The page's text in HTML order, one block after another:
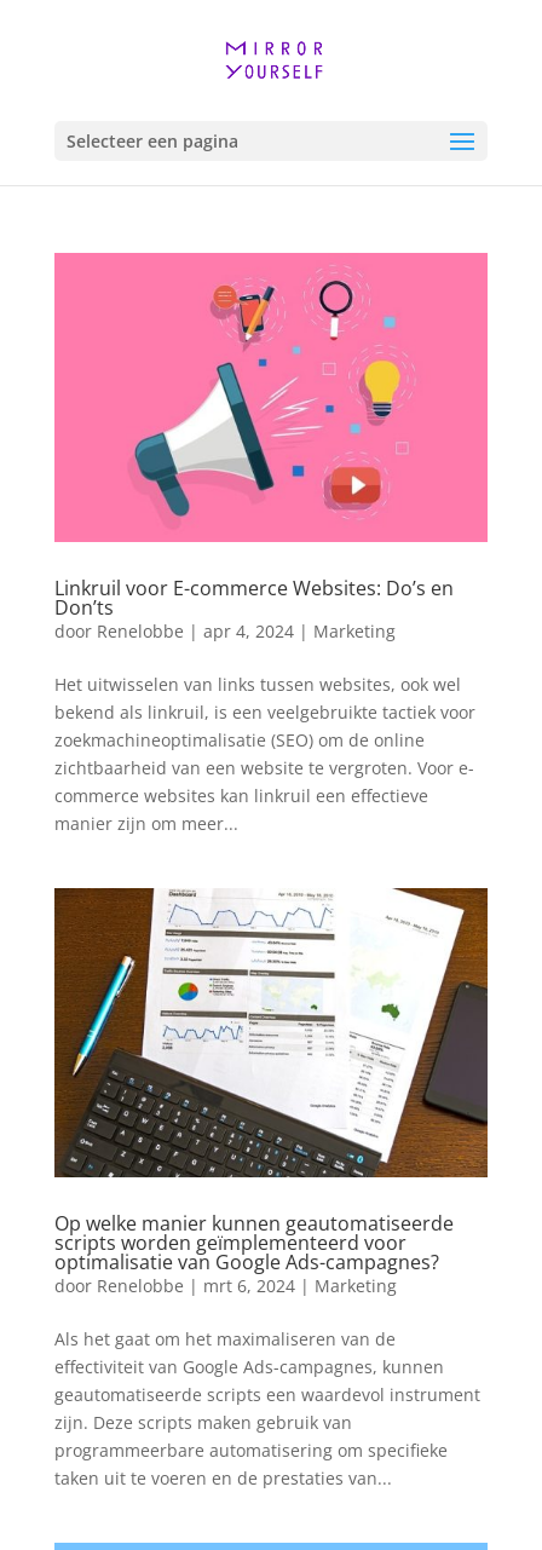
Selecteer een pagina
Linkruil voor E-commerce Websites: Do’s en
Don’ts
door Renelobbe | apr 4, 2024| Marketing
Het uitwisselen van links tussen websites, ook wel
bekend als linkruil, is een veelgebruikte tactiek voor
zoekmachineoptimalisatie (SEO) om de online
zichtbaarheid van een website te vergroten. Voor e-
commerce websites kan linkruil een effectieve
manier zijn om meer...
Op welke manier kunnen geautomatiseerde
scripts worden geïmplementeerd voor
optimalisatie van Google Ads-campagnes?
door Renelobbe | mrt 6, 2024| Marketing
Als het gaat om het maximaliseren van de
effectiviteit van Google Ads-campagnes, kunnen
geautomatiseerde scripts een waardevol instrument
zijn. Deze scripts maken gebruik van
programmeerbare automatisering om specifieke
taken uit te voeren en de prestaties van...